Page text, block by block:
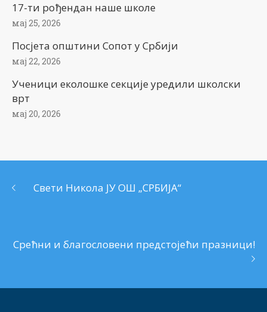
17-ти рођендан наше школе
мај 25, 2026
Посјета општини Сопот у Србији
мај 22, 2026
Ученици еколошке секције уредили школски
врт
мај 20, 2026
Свети Никола ЈУ ОШ „СРБИЈА“
Срећни и благословени предстојећи празници!